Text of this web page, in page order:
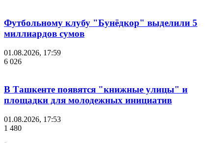
Футбольному клубу "Бунёдкор" выделили 5
миллиардов сумов
01.08.2026, 17:59
6 026
В Ташкенте появятся "книжные улицы" и
площадки для молодежных инициатив
01.08.2026, 17:53
1 480